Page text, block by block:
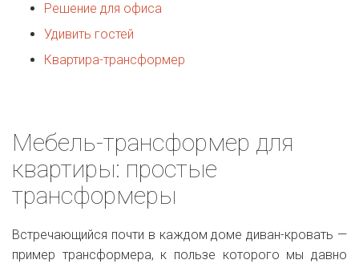
Решение для офиса
Удивить гостей
Квартира-трансформер
Мебель-трансформер для
квартиры: простые
трансформеры
Встречающийся почти в каждом доме диван-кровать —
пример трансформера, к пользе которого мы давно